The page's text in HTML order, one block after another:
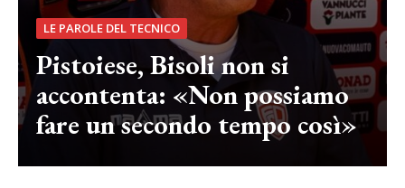
LE PAROLE DEL TECNICO
Pistoiese, Bisoli non si
accontenta: «Non possiamo
fare un secondo tempo così»